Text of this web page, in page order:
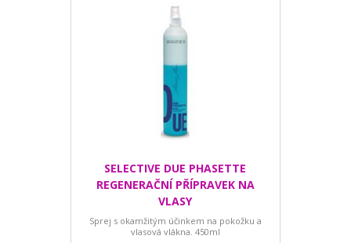
SELECTIVE DUE PHASETTE
REGENERAČNÍ PŘÍPRAVEK NA
VLASY
Sprej s okamžitým účinkem na pokožku a
vlasová vlákna. 450ml